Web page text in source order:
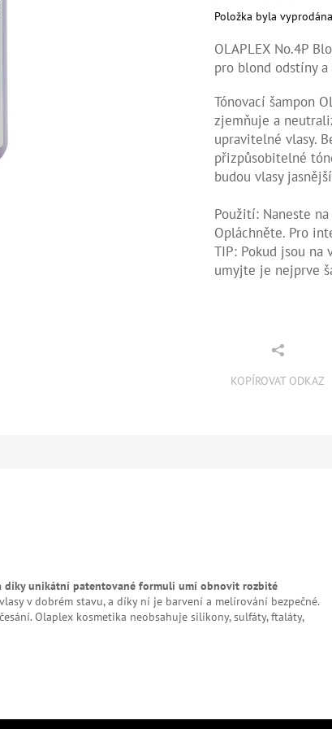
Položka byla
OLAPLEX No.4P
pro blond odstíny a
Tónovací šampon
zjemňuje a
upravitelné vlasy.
přizpůsobitelné
budou vlasy
Použití: Naneste
Opláchněte. Pro
TIP: Pokud jsou
umyjte je nejprve
KOPÍROVAT ODKAZ
díky unikátní patentované formuli umí obnovit rozbité
v dobrém stavu, a díky ní je barvení a melírování bezpečné.
Olaplex kosmetika neobsahuje silikony, sulfáty, ftaláty,